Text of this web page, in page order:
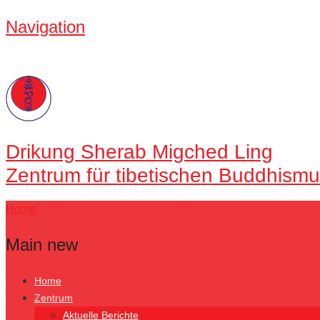
Navigation
Drikung Sherab Migched Ling
Zentrum für tibetischen
Home
Main new
Home
Zentrum
Aktuelle Berichte